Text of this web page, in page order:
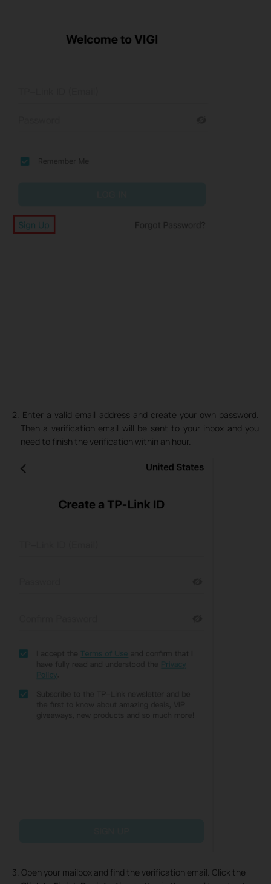
2. Enter a valid email address and create your own password.
Then a verification email will be sent to your inbox and you
need to finish the verification within an hour.
3. Open your mailbox and find the verification email. Click the